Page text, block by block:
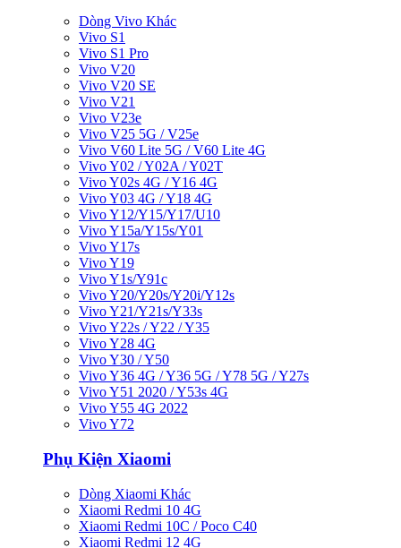
Dòng Vivo Khác
Vivo S1
Vivo S1 Pro
Vivo V20
Vivo V20 SE
Vivo V21
Vivo V23e
Vivo V25 5G / V25e
Vivo V60 Lite 5G / V60 Lite 4G
Vivo Y02 / Y02A / Y02T
Vivo Y02s 4G / Y16 4G
Vivo Y03 4G / Y18 4G
Vivo Y12/Y15/Y17/U10
Vivo Y15a/Y15s/Y01
Vivo Y17s
Vivo Y19
Vivo Y1s/Y91c
Vivo Y20/Y20s/Y20i/Y12s
Vivo Y21/Y21s/Y33s
Vivo Y22s / Y22 / Y35
Vivo Y28 4G
Vivo Y30 / Y50
Vivo Y36 4G / Y36 5G / Y78 5G / Y27s
Vivo Y51 2020 / Y53s 4G
Vivo Y55 4G 2022
Vivo Y72
Phụ Kiện Xiaomi
Dòng Xiaomi Khác
Xiaomi Redmi 10 4G
Xiaomi Redmi 10C / Poco C40
Xiaomi Redmi 12 4G